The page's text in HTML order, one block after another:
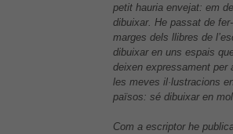
petit hauria envejat: em
dibuixar. He passat de
marges dels llibres de
dibuixar en uns espais
deixen expressament per
les meves il·lustracions
països: sé dibuixar en
Com a escriptor he